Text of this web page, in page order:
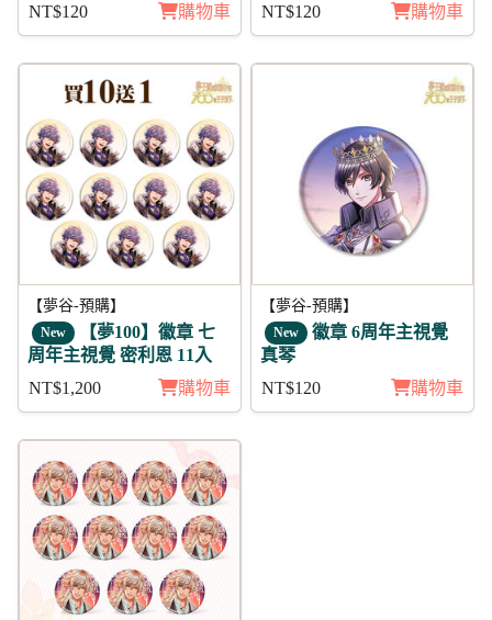
NT$120
購物車 NT$120 購物車
【夢谷-預購】
New 【夢100】徽章 七
周年主視覺 密利恩 11入
NT$1,200
購物車
【夢谷-預購】
New 徽章 6周年主視覺
真琴
NT$120
購物車